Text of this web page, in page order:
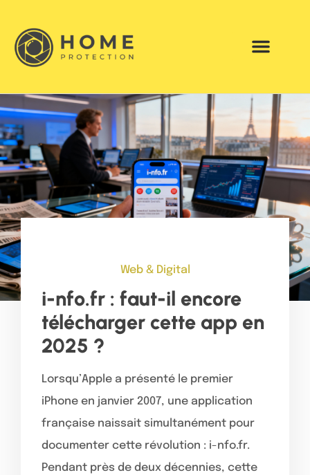
Web & Digital
i-nfo.fr : faut-il encore
télécharger cette app en
2025 ?
Lorsqu’Apple a présenté le premier
iPhone en janvier 2007, une application
française naissait simultanément pour
documenter cette révolution : i-nfo.fr.
Pendant près de deux décennies, cette